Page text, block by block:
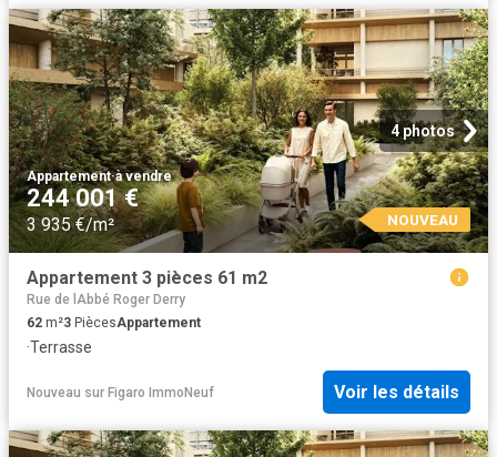
4 photos
Appartement·à vendre
244 001 €
3 935 €/m² NOUVEAU
Appartement 3 pièces 61 m2
Rue de lAbbé Roger Derry
62 m²3 PiècesAppartement
·Terrasse
Nouveau sur Figaro ImmoNeuf Voir les détails